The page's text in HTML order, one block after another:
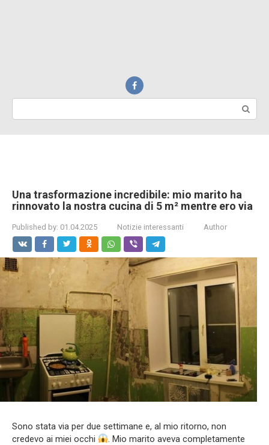
Una trasformazione incredibile: mio marito ha
rinnovato la nostra cucina di 5 m² mentre ero via
Published by: 01.04.2025 Notizie interessanti Author
Sono stata via per due settimane e, al mio ritorno, non
credevo ai miei occhi
. Mio marito aveva completamente